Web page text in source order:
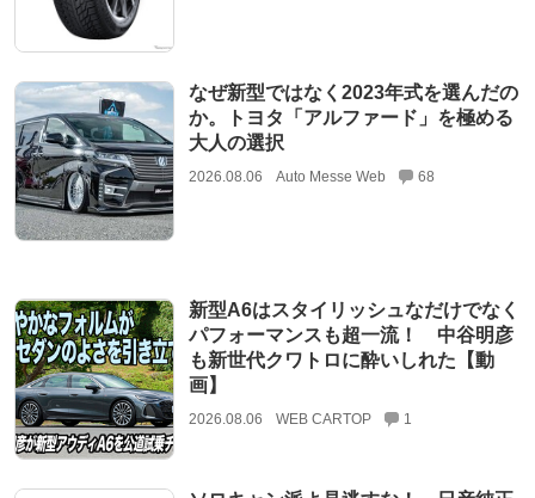
なぜ新型ではなく2023年式を選んだの
か。トヨタ「アルファード」を極める
大人の選択
2026.08.06 Auto Messe Web 68
新型A6はスタイリッシュなだけでなく
パフォーマンスも超一流！ 中谷明彦
も新世代クワトロに酔いしれた【動
画】
2026.08.06 WEB CARTOP 1